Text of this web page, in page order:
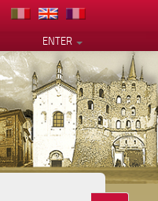
ENTER